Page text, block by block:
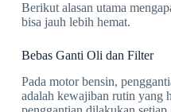
Berikut alasan utama
bisa jauh lebih hemat.
Bebas Ganti Oli dan Filter
Pada motor bensin,
adalah kewajiban rutin yang